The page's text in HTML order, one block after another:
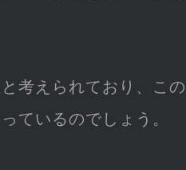
考えられており、この
ているのでしょう。